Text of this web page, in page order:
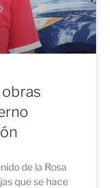
de la Rosa
que se hace